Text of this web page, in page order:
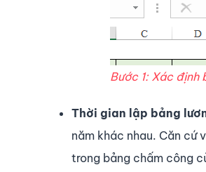
Bước 1: Xác định
Thời gian lập bảng
năm khác nhau. Căn
trong bảng chấm công